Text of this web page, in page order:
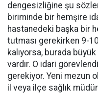
dengesizliğine şu
biriminde bir hemşire
hastanedeki başka bir
tutması gerekirken 9-
kalıyorsa, burada
vardır. O idari
gerekiyor. Yeni mezun
il veya ilçe sağlık